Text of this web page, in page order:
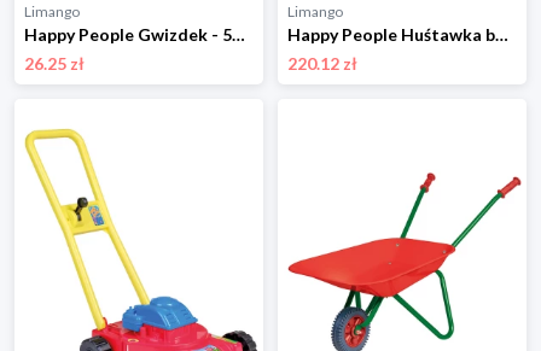
Limango
Happy People Gwizdek - 5+ rozmiar: onesize
26.25 zł
Limango
Happy People Huśtawka bocianie gniazdo w kolorze zielonym - Ø 90 cm - 3+ rozmiar: onesize
220.12 zł